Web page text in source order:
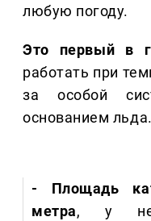
любую погоду.
Это первый в
работать при
за особой
основанием льда.
- Площадь
метра, у